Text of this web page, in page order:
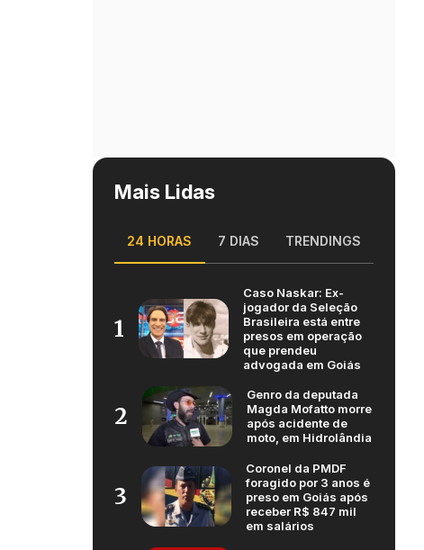
Mais Lidas
24 HORAS 7 DIAS TRENDINGS
1
Caso Naskar: Ex-
jogador da Seleção
Brasileira está entre
presos em operação
que prendeu
advogada em Goiás
2
Genro da deputada
Magda Mofatto morre
após acidente de
moto, em Hidrolândia
3
Coronel da PMDF
foragido por 3 anos é
preso em Goiás após
receber R$ 847 mil
em salários